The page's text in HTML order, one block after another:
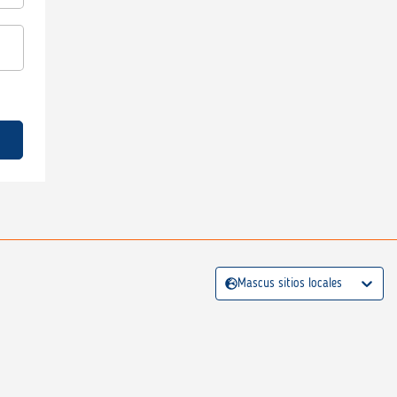
Mascus sitios locales